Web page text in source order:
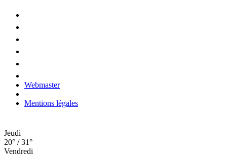
Webmaster
–
Mentions légales
Jeudi
20° / 31°
Vendredi